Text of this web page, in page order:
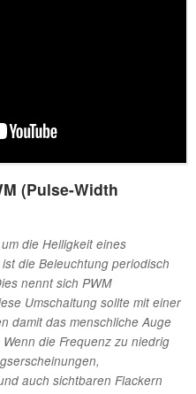
(Pulse-Width
die Helligkeit eines
die Beleuchtung periodisch
nennt sich PWM
Umschaltung sollte mit einer
damit das menschliche Auge
die Frequenz zu niedrig
auch sichtbaren Flackern